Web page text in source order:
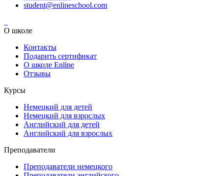
student@enlineschool.com
О школе
Контакты
Подарить сертификат
О школе Enline
Отзывы
Курсы
Немецкий для детей
Немецкий для взрослых
Английский для детей
Английский для взрослых
Преподаватели
Преподаватели немецкого